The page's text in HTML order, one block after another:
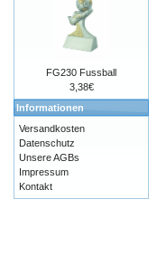
FG230 Fussball
3,38€
Informationen
Versandkosten
Datenschutz
Unsere AGBs
Impressum
Kontakt